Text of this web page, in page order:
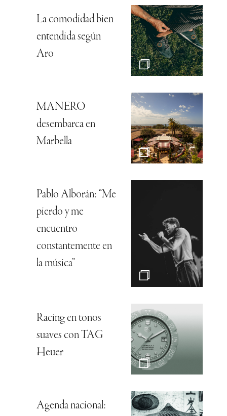
La comodidad bien
entendida según
Aro
MANERO
desembarca en
Marbella
Pablo Alborán: “Me
pierdo y me
encuentro
constantemente en
la música”
Racing en tonos
suaves con TAG
Heuer
Agenda nacional: